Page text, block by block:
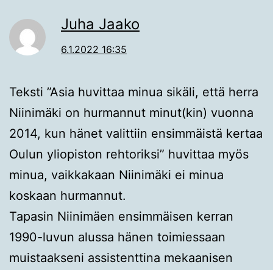
Juha Jaako
6.1.2022 16:35
Teksti ”Asia huvittaa minua sikäli, että herra
Niinimäki on hurmannut minut(kin) vuonna
2014, kun hänet valittiin ensimmäistä kertaa
Oulun yliopiston rehtoriksi” huvittaa myös
minua, vaikkakaan Niinimäki ei minua
koskaan hurmannut.
Tapasin Niinimäen ensimmäisen kerran
1990-luvun alussa hänen toimiessaan
muistaakseni assistenttina mekaanisen